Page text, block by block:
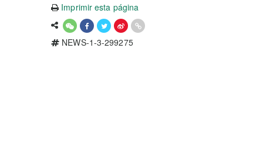
Imprimir esta página
NEWS-1-3-299275